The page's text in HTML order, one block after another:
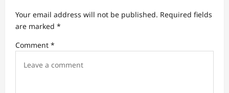
a
t
i
Your email address will not be published. Required fields
are marked *
Comment *